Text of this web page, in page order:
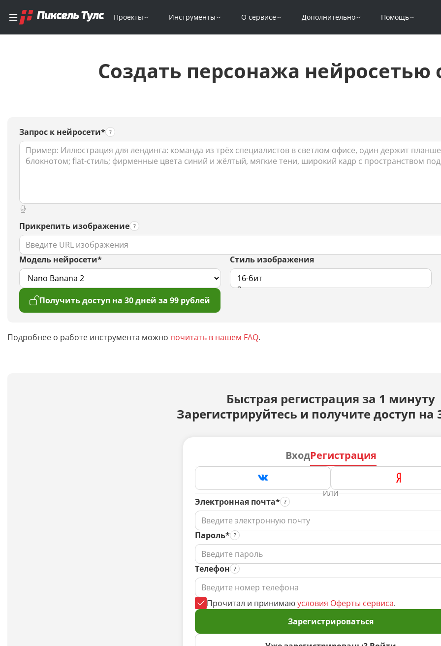
Проекты Инструменты О сервисе Дополнительно Помощь
Создать персонажа
Запрос к нейросети*
Прикрепить изображение
Модель нейросети*
Стиль изображения
Получить доступ на 30 дней за 99 рублей
Подробнее о работе инструмента можно почитать в нашем FAQ.
Быстрая регистрация за 1 минуту
Зарегистрируйтесь и получите доступ на
ВходРегистрация
ИЛИ
Электронная почта*
Пароль*
Телефон
Прочитал и принимаюусловия Оферты сервиса.
Зарегистрироваться